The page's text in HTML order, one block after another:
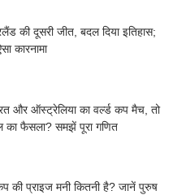
की दूसरी जीत, बदल दिया इतिहास;
कारनामा
और ऑस्ट्रेलिया का वर्ल्ड कप मैच, तो
का फैसला? समझें पूरा गणित
की प्राइज मनी कितनी है? जानें पुरुष